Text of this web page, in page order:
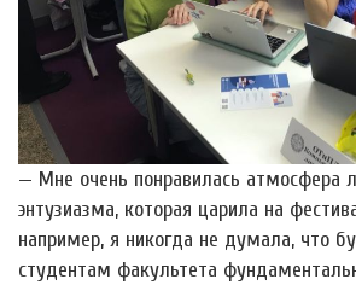
— Мне очень понравилась атмосфера
энтузиазма, которая царила на
например, я никогда не думала, что
студентам факультета